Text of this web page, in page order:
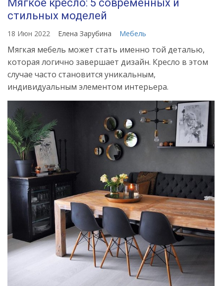
Мягкое кресло: 5 современных и
стильных моделей
18 Июн 2022 Елена Зарубина Мебель
Мягкая мебель может стать именно той деталью,
которая логично завершает дизайн. Кресло в этом
случае часто становится уникальным,
индивидуальным элементом интерьера.